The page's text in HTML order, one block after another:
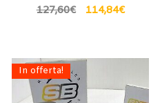
127,60€ 114,84€
In offerta!